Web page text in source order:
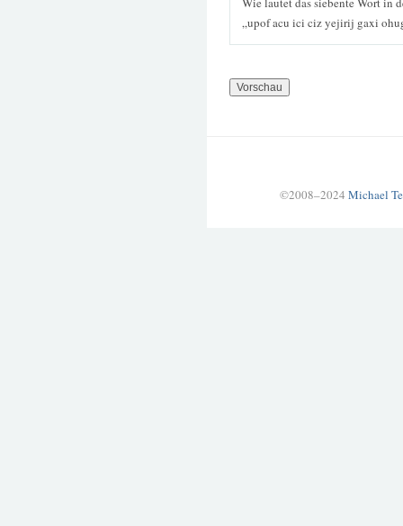
„upof acu ici ciz yejirij gaxi
©2008–2024 Michael